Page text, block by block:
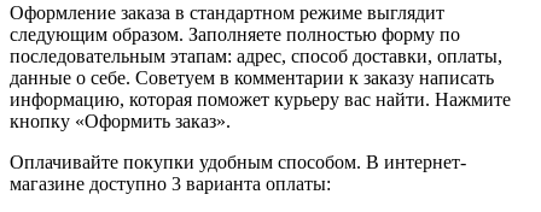
Оформление заказа в стандартном режиме выглядит
следующим образом. Заполняете полностью форму по
последовательным этапам: адрес, способ доставки, оплаты,
данные о себе. Советуем в комментарии к заказу написать
информацию, которая поможет курьеру вас найти. Нажмите
кнопку «Оформить заказ».
Оплачивайте покупки удобным способом. В интернет-
магазине доступно 3 варианта оплаты: